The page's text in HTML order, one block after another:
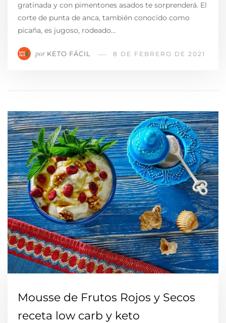
gratinada y con pimentones asados te sorprenderá. El
corte de punta de anca, también conocido como
picaña, es jugoso, rodeado…
por KETO FÁCIL 8 DE FEBRERO DE 2021
Mousse de Frutos Rojos y Secos
receta low carb y keto